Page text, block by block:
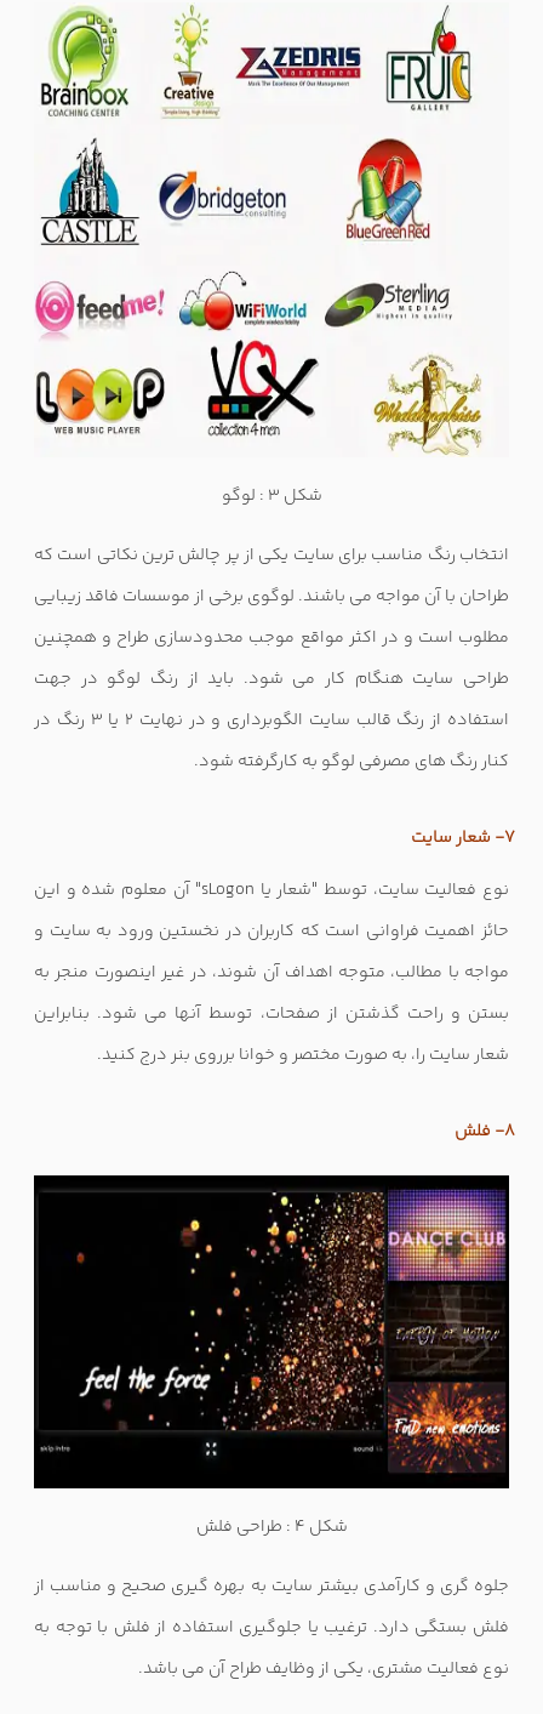
شکل 3 : لوگو
انتخاب رنگ مناسب برای سایت یکی از پر چالش ترین نکاتی است که
طراحان با آن مواجه می باشند. لوگوی برخی از موسسات فاقد زیبایی
مطلوب است و در اکثر مواقع موجب محدودسازی طراح و همچنین
طراحی سایت هنگام کار می شود. باید از رنگ لوگو در جهت
استفاده از رنگ قالب سایت الگوبرداری و در نهایت 2 یا 3 رنگ در
کنار رنگ های مصرفی لوگو به کارگرفته شود.
7- شعار سایت
نوع فعالیت سایت، توسط "شعار یا sLogon" آن معلوم شده و این
حائز اهمیت فراوانی است که کاربران در نخستین ورود به سایت و
مواجه با مطالب، متوجه اهداف آن شوند، در غیر اینصورت منجر به
بستن و راحت گذشتن از صفحات، توسط آنها می شود. بنابراین
شعار سایت را، به صورت مختصر و خوانا برروی بنر درج کنید.
8- فلش
شکل 4 : طراحی فلش
جلوه گری و کارآمدی بیشتر سایت به بهره گیری صحیح و مناسب از
فلش بستگی دارد. ترغیب یا جلوگیری استفاده از فلش با توجه به
نوع فعالیت مشتری، یکی از وظایف طراح آن می باشد.